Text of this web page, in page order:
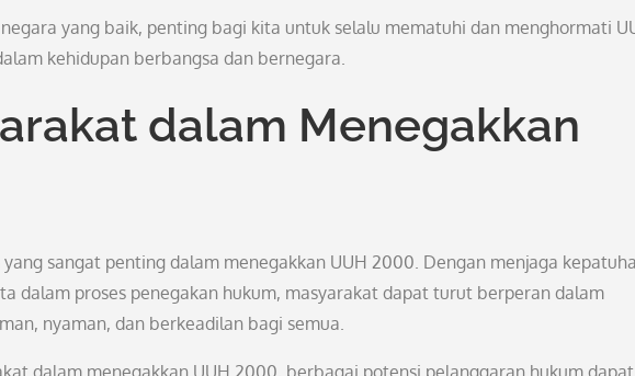
yang baik, penting bagi kita untuk selalu mematuhi dan menghormati
kehidupan berbangsa dan bernegara.
dalam Menegakkan
sangat penting dalam menegakkan UUH 2000. Dengan menjaga
dalam proses penegakan hukum, masyarakat dapat turut berperan dalam
nyaman, dan berkeadilan bagi semua.
dalam menegakkan UUH 2000, berbagai potensi pelanggaran hukum dapat